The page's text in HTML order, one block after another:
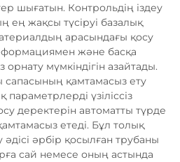
шығатын. Контрольдің іздеу
ең жақсы түсіруі базалық
арасындағы қосу
және басқа
мүмкіндігін азайтады.
сапасының қамтамасыз ету
үзіліссіз
деректерін автоматты түрде
етеді. Бұл толық
әрбір қосылған трубаны
сай немесе оның астында